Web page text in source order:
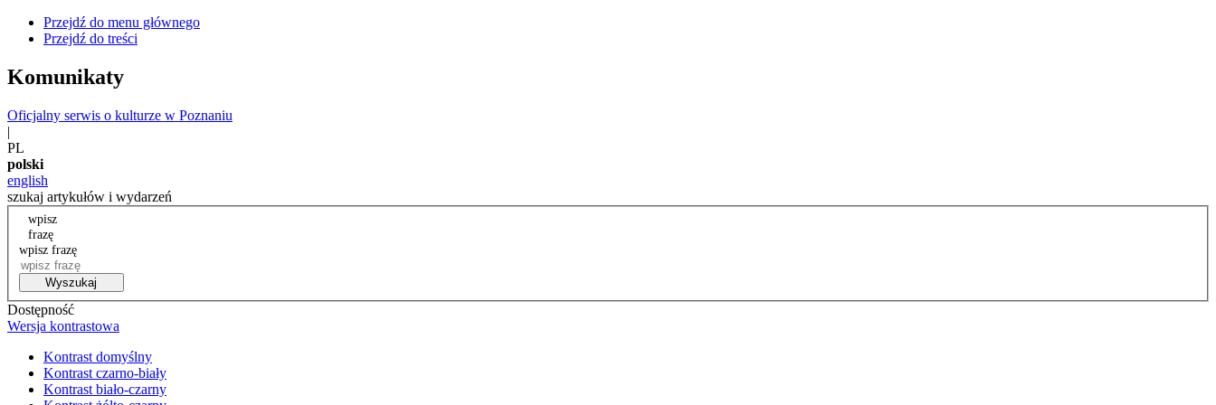
Przejdź do menu głównego
Przejdź do treści
Komunikaty
Oficjalny serwis o kulturze w Poznaniu
|
PL
polski
english
szukaj artykułów i wydarzeń
wpisz
frazę
wpisz frazę
Wyszukaj
Dostępność
Wersja kontrastowa
Kontrast domyślny
Kontrast czarno-biały
Kontrast biało-czarny